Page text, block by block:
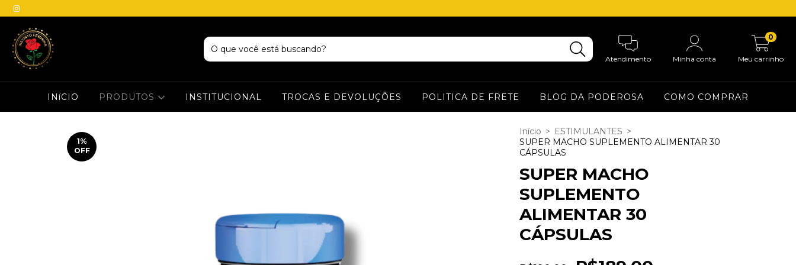
Atendimento Minha conta Meu carrinho
0
INíCIO PRODUTOS INSTITUCIONAL TROCAS E DEVOLUÇÕES POLITICA DE FRETE BLOG DA PODEROSA COMO COMPRAR
1%
OFF
Início > ESTIMULANTES >
SUPER MACHO SUPLEMENTO ALIMENTAR 30
CÁPSULAS
SUPER MACHO
SUPLEMENTO
ALIMENTAR 30
CÁPSULAS